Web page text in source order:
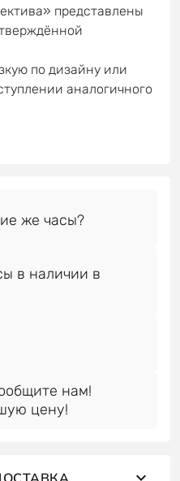
представлены
по дизайну или
аналогичного
в наличии в
нам!
цену!